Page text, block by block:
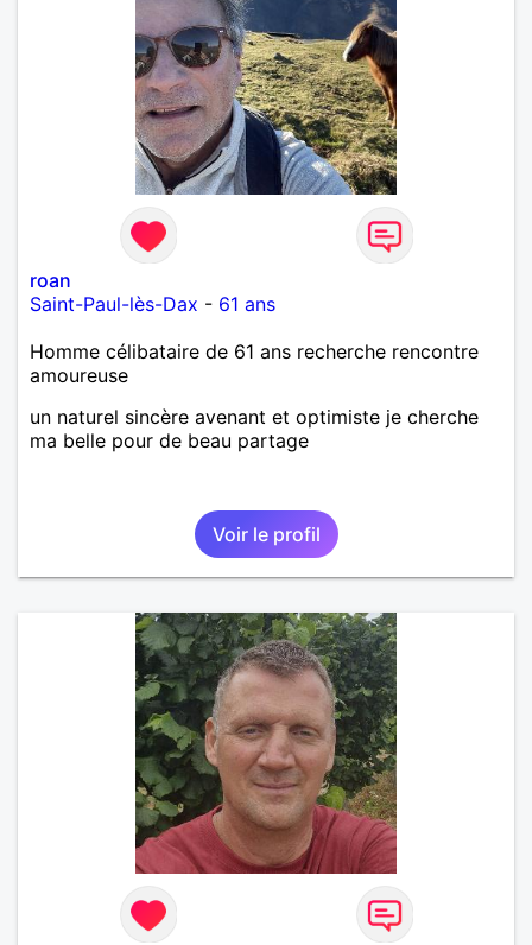
roan
Saint-Paul-lès-Dax - 61 ans
Homme célibataire de 61 ans recherche rencontre
amoureuse
un naturel sincère avenant et optimiste je cherche
ma belle pour de beau partage
Voir le profil